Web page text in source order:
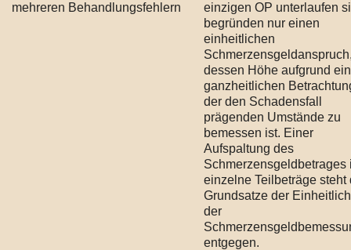
mehreren Behandlungsfehlern
einzigen OP unterlaufen
begründen nur einen
einheitlichen
dessen Höhe aufgrund
ganzheitlichen
der den Schadensfall
prägenden Umstände zu
bemessen ist. Einer
Aufspaltung des
Schmerzensgeldbetrages
einzelne Teilbeträge steht
Grundsatze der
der
entgegen.